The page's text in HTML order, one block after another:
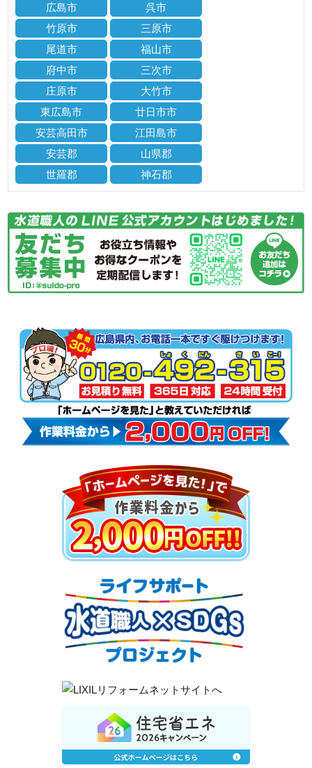
広島市
呉市
竹原市
三原市
尾道市
福山市
府中市
三次市
庄原市
大竹市
東広島市
廿日市市
安芸高田市
江田島市
安芸郡
山県郡
世羅郡
神石郡